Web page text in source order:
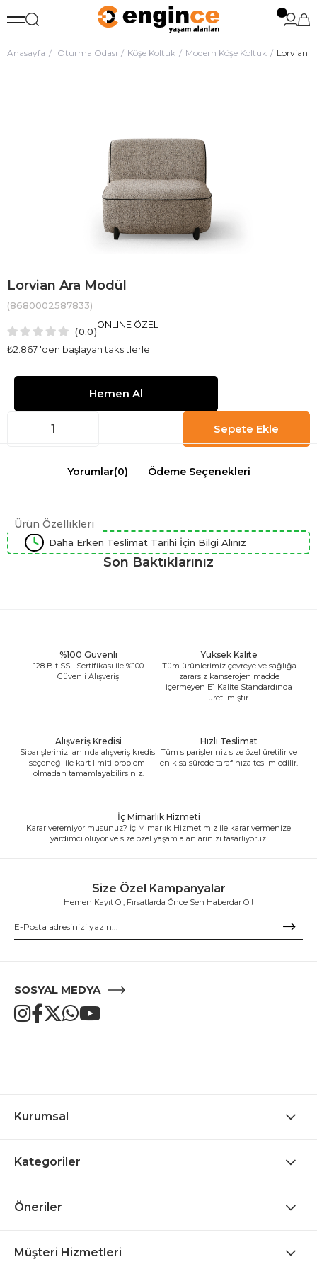
Anasayfa Oturma Odası Köşe Koltuk Modern Köşe Koltuk Lorvian
Lorvian Ara Modül
(8680002587833)
0.0
₺2.867 'den başlayan taksitlerle
ONLINE ÖZEL
Yorumlar(0) Ödeme Seçenekleri
Ürün Özellikleri
Daha Erken Teslimat Tarihi İçin Bilgi Alınız
Son Baktıklarınız
%100 Güvenli
128 Bit SSL Sertifikası ile %100
Güvenli Alışveriş
Yüksek Kalite
Tüm ürünlerimiz çevreye ve sağlığa
zararsız kanserojen madde
içermeyen E1 Kalite Standardında
üretilmiştir.
Alışveriş Kredisi
Siparişlerinizi anında alışveriş kredisi
seçeneği ile kart limiti problemi
olmadan tamamlayabilirsiniz.
Hızlı Teslimat
Tüm siparişleriniz size özel üretilir ve
en kısa sürede tarafınıza teslim edilir.
İç Mimarlık Hizmeti
Karar veremiyor musunuz? İç Mimarlık Hizmetimiz ile karar vermenize
yardımcı oluyor ve size özel yaşam alanlarınızı tasarlıyoruz.
Size Özel Kampanyalar
Hemen Kayıt Ol, Fırsatlarda Önce Sen Haberdar Ol!
SOSYAL MEDYA
Kurumsal
Kategoriler
Öneriler
Müşteri Hizmetleri